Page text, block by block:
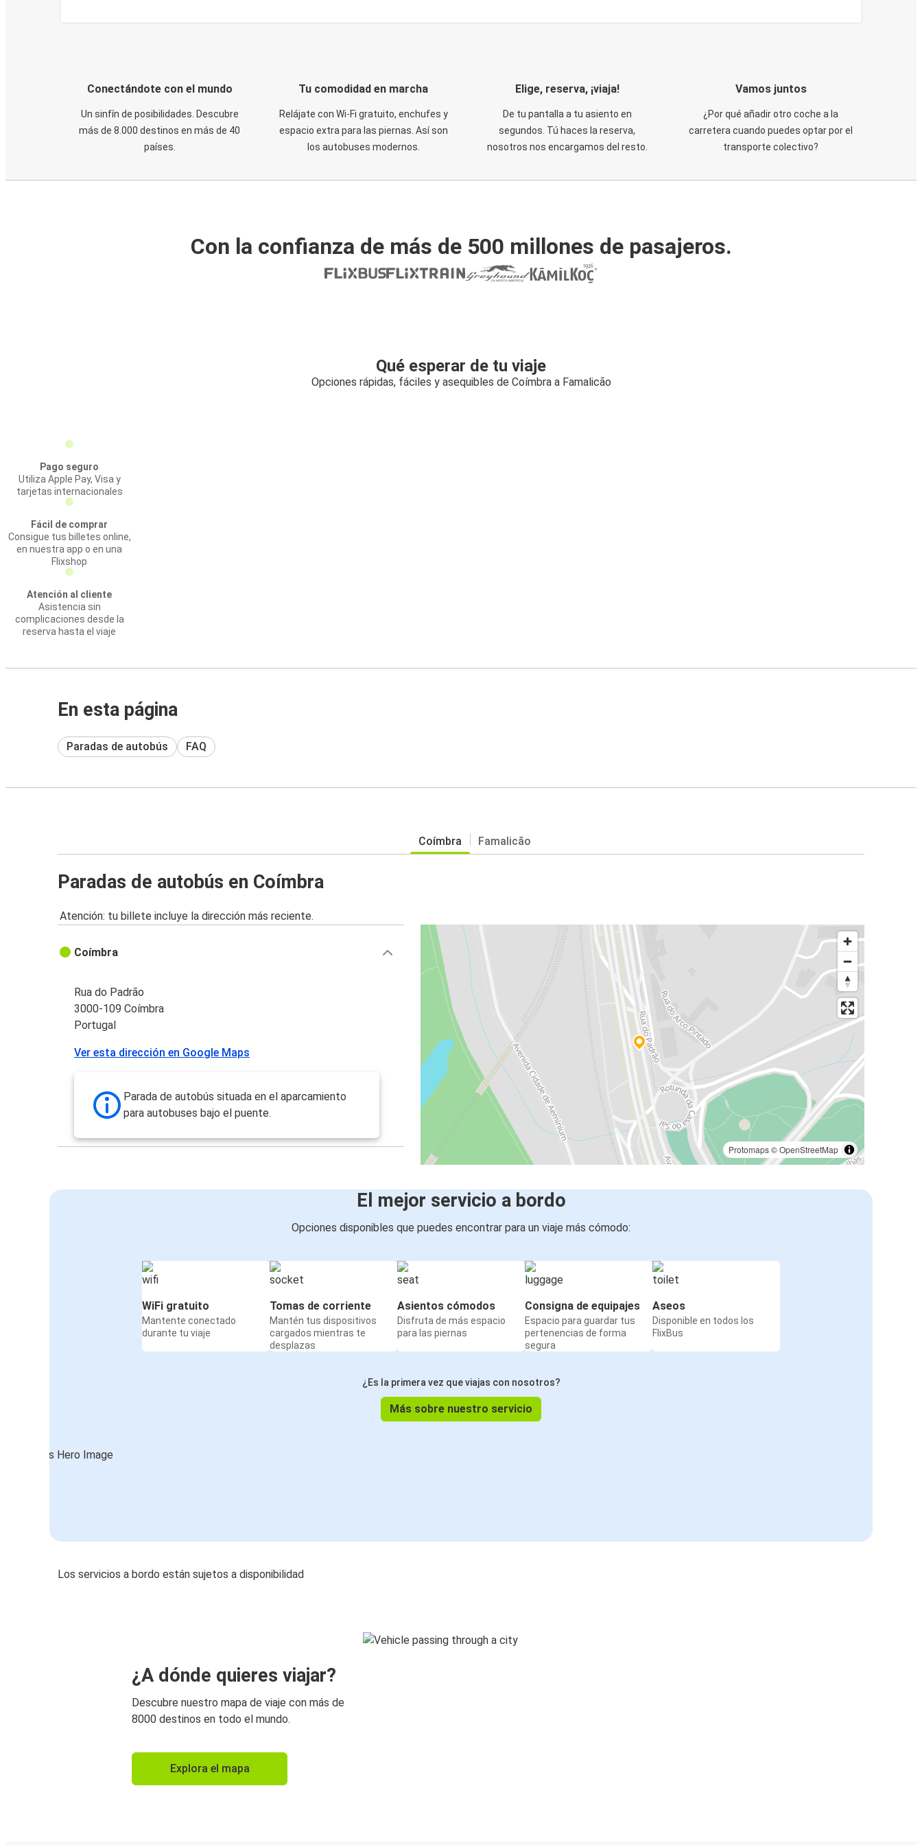
Conectándote con el mundo
Un sinfín de posibilidades. Descubre
más de 8.000 destinos en más de 40
países.
Tu comodidad en marcha
Relájate con Wi-Fi gratuito, enchufes y
espacio extra para las piernas. Así son
los autobuses modernos.
Elige, reserva, ¡viaja!
De tu pantalla a tu asiento en
segundos. Tú haces la reserva,
nosotros nos encargamos del resto.
Vamos juntos
¿Por qué añadir otro coche a la
carretera cuando puedes optar por el
transporte colectivo?
Con la confianza de más de 500 millones de pasajeros.
Qué esperar de tu viaje
Opciones rápidas, fáciles y asequibles de Coímbra a Famalicão
Pago seguro
Utiliza Apple Pay, Visa y
tarjetas internacionales
Fácil de comprar
Consigue tus billetes online,
en nuestra app o en una
Flixshop
Atención al cliente
Asistencia sin
complicaciones desde la
reserva hasta el viaje
En esta página
Paradas de autobús FAQ
Coímbra Famalicão
Paradas de autobús en Coímbra
Atención: tu billete incluye la dirección más reciente.
Protomaps©OpenStreetMap
Coímbra
Rua do Padrão
3000-109 Coímbra
Portugal
Ver esta dirección en Google Maps
Parada de autobús situada en el aparcamiento
para autobuses bajo el puente.
El mejor servicio a bordo
Opciones disponibles que puedes encontrar para un viaje más cómodo:
WiFi gratuito
Mantente conectado
durante tu viaje
Tomas de corriente
Mantén tus dispositivos
cargados mientras te
desplazas
Asientos cómodos
Disfruta de más espacio
para las piernas
Consigna de equipajes
Espacio para guardar tus
pertenencias de forma
segura
Aseos
Disponible en todos los
FlixBus
¿Es la primera vez que viajas con nosotros?
Más sobre nuestro servicio
Los servicios a bordo están sujetos a disponibilidad
¿A dónde quieres viajar?
Descubre nuestro mapa de viaje con más de
8000 destinos en todo el mundo.
Explora el mapa